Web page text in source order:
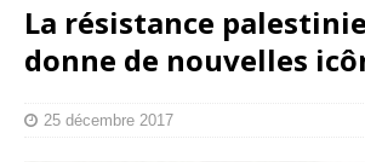
La résistance
donne de nouvelles
25 décembre 2017